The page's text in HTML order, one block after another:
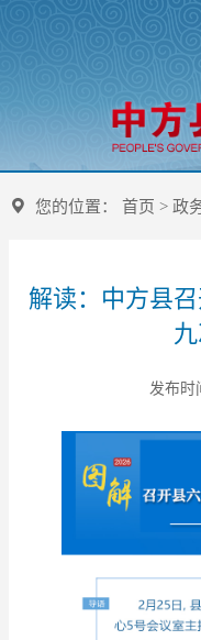
您的位置： 首页 > 政
解读：中方县
发布时